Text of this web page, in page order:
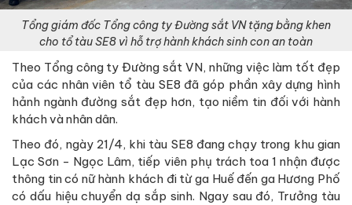
Tổng giám đốc Tổng công ty Đường sắt VN tặng bằng khen
cho tổ tàu SE8 vì hỗ trợ hành khách sinh con an toàn
Theo Tổng công ty Đường sắt VN, những việc làm tốt đẹp
của các nhân viên tổ tàu SE8 đã góp phần xây dựng hình
hảnh ngành đường sắt đẹp hơn, tạo niềm tin đối với hành
khách và nhân dân.
Theo đó, ngày 21/4, khi tàu SE8 đang chạy trong khu gian
Lạc Sơn - Ngọc Lâm, tiếp viên phụ trách toa 1 nhận được
thông tin có nữ hành khách đi từ ga Huế đến ga Hương Phố
có dấu hiệu chuyển dạ sắp sinh. Ngay sau đó, Trưởng tàu